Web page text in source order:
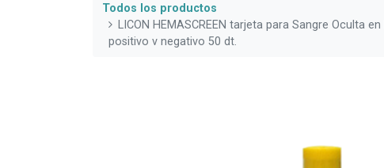
Todos los productos
LICON HEMASCREEN tarjeta para Sangre Oculta
positivo v negativo 50 dt.